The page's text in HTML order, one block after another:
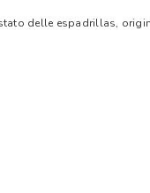
delle espadrillas,